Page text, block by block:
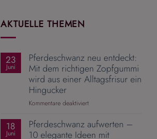
AKTUELLE THEMEN
23
Juni
Pferdeschwanz neu entdeckt:
Mit dem richtigen Zopfgummi
wird aus einer Alltagsfrisur ein
Hingucker
Kommentare deaktiviertfür
neu
entdeckt:
18
Juni
Pferdeschwanz aufwerten –
10 elegante Ideen mit